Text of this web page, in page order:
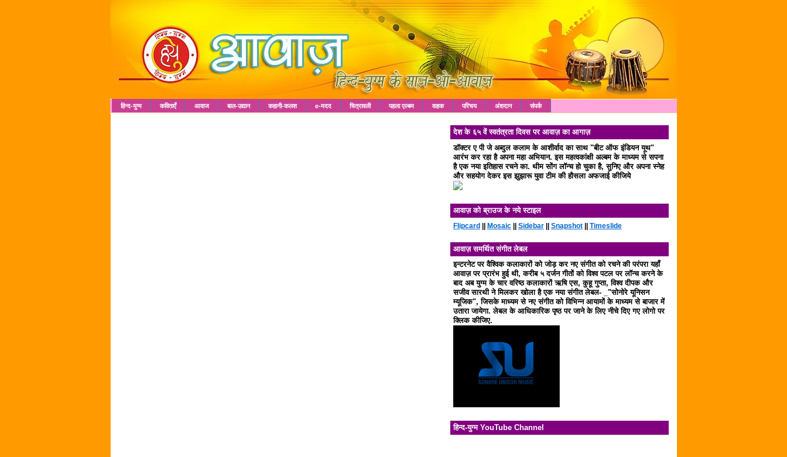
हिन्द-युग्म कविताएँ आवाज बाल-उद्यान कहानी-कलश e-मदद चित्रावली पहला एल्बम वाहक परिचय अंशदान संपर्क
देश के ६५ वें स्वतंत्रता दिवस पर आवाज़ का आगाज़
डॉक्टर ए पी जे अब्दुल कलाम के आशीर्वाद का साथ "बीट ऑफ इंडियन यूथ"
आरंभ कर रहा है अपना महा अभियान. इस महत्वकांक्षी अल्बम के माध्यम से सपना
है एक नया इतिहास रचने का. थीम सोंग लॉन्च हो चुका है, सुनिए और अपना स्नेह
और सहयोग देकर इस झुझारू युवा टीम की हौसला अफजाई कीजिये
आवाज़ को ब्राउज के नये स्टाइल
Flipcard Mosaic|| Sidebar|| Snapshot|| Timeslide
आवाज़ समर्थित संगीत लेबल
इन्टरनेट पर वैश्विक कलाकारों को जोड़ कर नए संगीत को रचने की परंपरा यहाँ
आवाज़ पर प्रारंभ हुई थी, करीब ५ दर्जन गीतों को विश्व पटल पर लॉन्च करने के
बाद अब युग्म के चार वरिष्ठ कलाकारों ऋषि एस, कुहू गुप्ता, विश्व दीपक और
सजीव सारथी ने मिलकर खोला है एक नया संगीत लेबल- _"सोनोरे यूनिसन
म्यूजिक", जिसके माध्यम से नए संगीत को विभिन्न आयामों के माध्यम से बाजार में
उतारा जायेगा. लेबल के आधिकारिक पृष्ठ पर जाने के लिए नीचे दिए गए लोगो पर
क्लिक कीजिए.
हिन्द-युग्म YouTube Channel